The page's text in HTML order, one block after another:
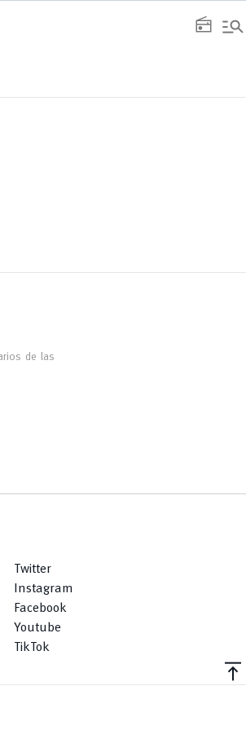
radio manage_search
de las
Twitter
Instagram
Facebook
Youtube
TikTok
vertical_align_top